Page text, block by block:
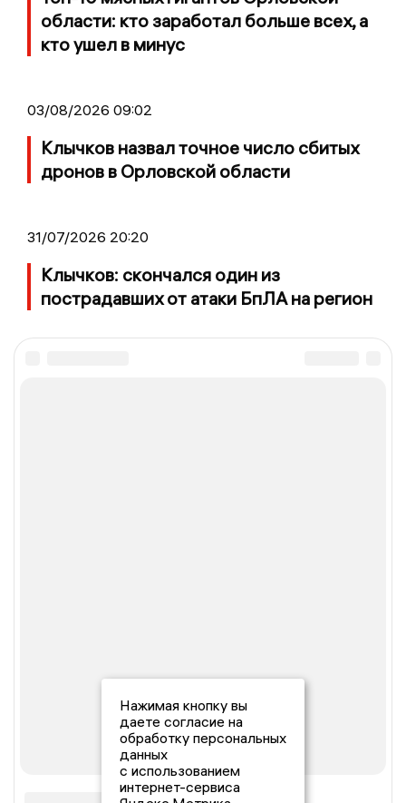
области: кто заработал больше всех, а
кто ушел в минус
03/08/2026 09:02
Клычков назвал точное число сбитых
дронов в Орловской области
31/07/2026 20:20
Клычков: скончался один из
пострадавших от атаки БпЛА на регион
Нажимая кнопку вы
даете согласие на
обработку персональных
данных
с использованием
интернет-сервиса